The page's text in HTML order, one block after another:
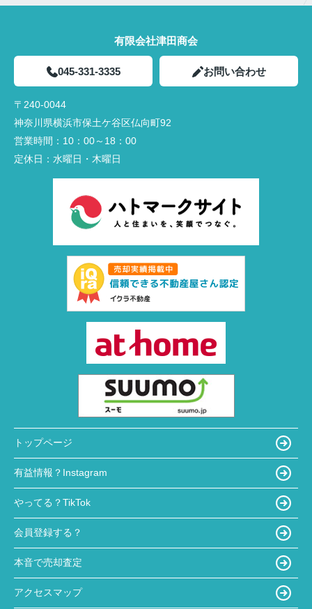
有限会社津田商会
045-331-3335 お問い合わせ
〒240-0044
神奈川県横浜市保土ケ谷区仏向町92
営業時間： 10：00～18：00
定休日： 水曜日・木曜日
トップページ
有益情報？Instagram
やってる？TikTok
会員登録する？
本音で売却査定
アクセスマップ